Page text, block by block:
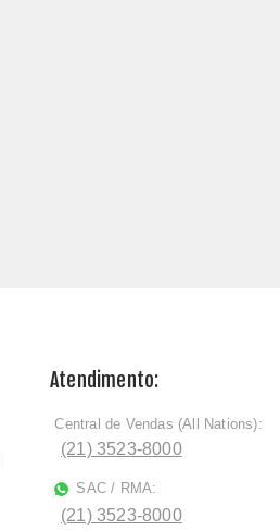
Atendimento:
ﾠCentral de Vendas (All Nations):
(21) 3523-8000
SAC / RMA:
(21) 3523-8000